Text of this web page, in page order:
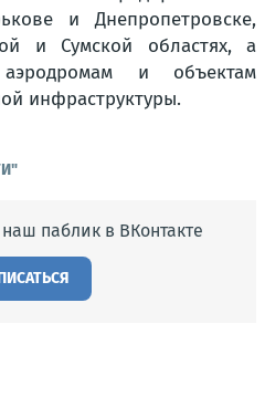
и Днепропетровске,
и Сумской областях, а
и объектам
инфраструктуры.
паблик в ВКонтакте